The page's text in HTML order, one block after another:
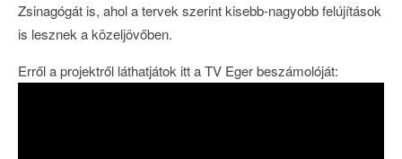
Zsinagógát is, ahol a tervek szerint kisebb-nagyobb felújítások
is lesznek a közeljövőben.
Erről a projektről láthatjátok itt a TV Eger beszámolóját: